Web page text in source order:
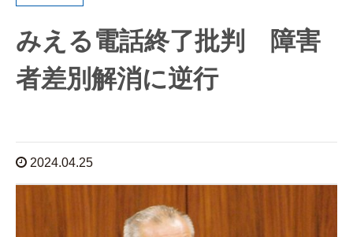
みえる電話終了批判 障害
者差別解消に逆行
2024.04.25